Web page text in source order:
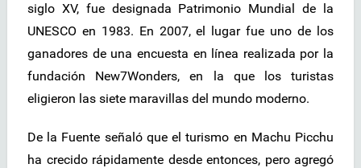
siglo XV, fue designada Patrimonio Mundial de la
UNESCO en 1983. En 2007, el lugar fue uno de los
ganadores de una encuesta en línea realizada por la
fundación New7Wonders, en la que los turistas
eligieron las siete maravillas del mundo moderno.
De la Fuente señaló que el turismo en Machu Picchu
ha crecido rápidamente desde entonces, pero agregó